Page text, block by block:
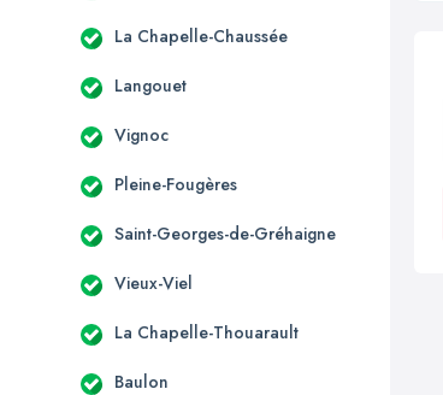
La Chapelle-Chaussée
Langouet
Vignoc
Pleine-Fougères
Saint-Georges-de-Gréhaigne
Vieux-Viel
La Chapelle-Thouarault
Baulon